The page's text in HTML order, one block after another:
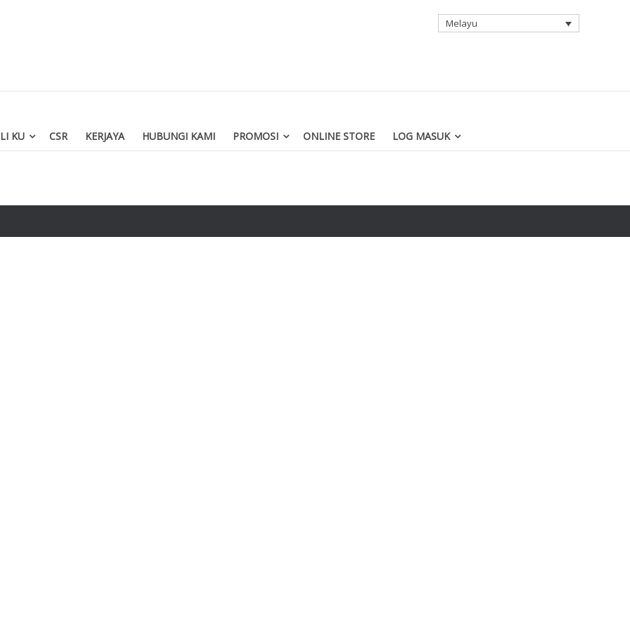
Melayu
KU CSR KERJAYA HUBUNGI KAMI PROMOSI ONLINE STORE LOG MASUK